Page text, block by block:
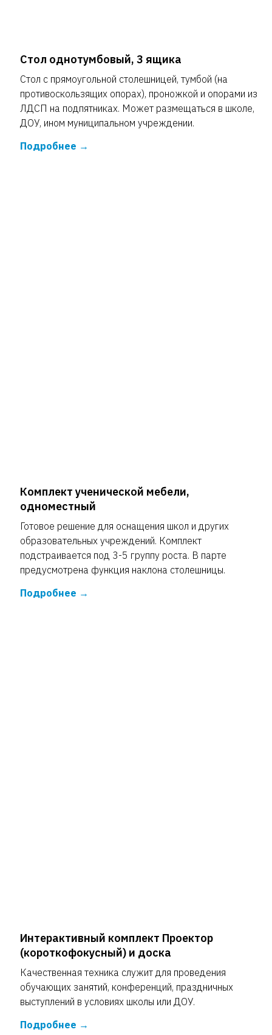
Стол однотумбовый, 3 ящика
Стол с прямоугольной столешницей, тумбой (на
противоскользящих опорах), проножкой и опорами из
ЛДСП на подпятниках. Может размещаться в школе,
ДОУ, ином муниципальном учреждении.
Подробнее
Комплект ученической мебели,
одноместный
Готовое решение для оснащения школ и других
образовательных учреждений. Комплект
подстраивается под 3-5 группу роста. В парте
предусмотрена функция наклона столешницы.
Подробнее
Интерактивный комплект Проектор
(короткофокусный) и доска
Качественная техника служит для проведения
обучающих занятий, конференций, праздничных
выступлений в условиях школы или ДОУ.
Подробнее